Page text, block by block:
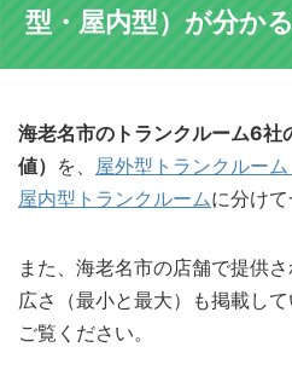
型・屋内型）が分か
海老名市のトランクルーム6社
値） を、 屋外型トランクルー
屋内型トランクルームに分けて
また、海老名市の店舗で提供
広さ（最小と最大）も掲載し
ご覧ください。